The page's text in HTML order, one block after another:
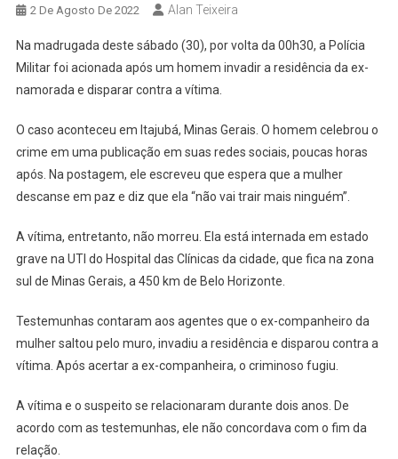
2 De Agosto De 2022 Alan Teixeira
Na madrugada deste sábado (30), por volta da 00h30, a Polícia
Militar foi acionada após um homem invadir a residência da ex-
namorada e disparar contra a vítima.
O caso aconteceu em Itajubá, Minas Gerais. O homem celebrou o
crime em uma publicação em suas redes sociais, poucas horas
após. Na postagem, ele escreveu que espera que a mulher
descanse em paz e diz que ela “não vai trair mais ninguém”.
A vítima, entretanto, não morreu. Ela está internada em estado
grave na UTI do Hospital das Clínicas da cidade, que fica na zona
sul de Minas Gerais, a 450 km de Belo Horizonte.
Testemunhas contaram aos agentes que o ex-companheiro da
mulher saltou pelo muro, invadiu a residência e disparou contra a
vítima. Após acertar a ex-companheira, o criminoso fugiu.
A vítima e o suspeito se relacionaram durante dois anos. De
acordo com as testemunhas, ele não concordava com o fim da
relação.